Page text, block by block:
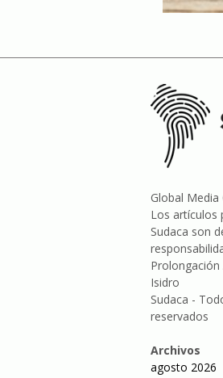
Global Media
Los artículos
Sudaca son
Prolongación
Isidro
Sudaca -
reservados
Archivos
agosto 2026